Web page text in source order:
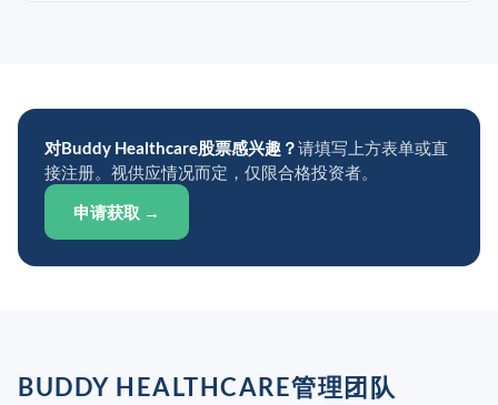
对Buddy Healthcare股票感兴趣？请填写上方表单或直
接注册。视供应情况而定，仅限合格投资者。
申请获取 →
BUDDY HEALTHCARE管理团队